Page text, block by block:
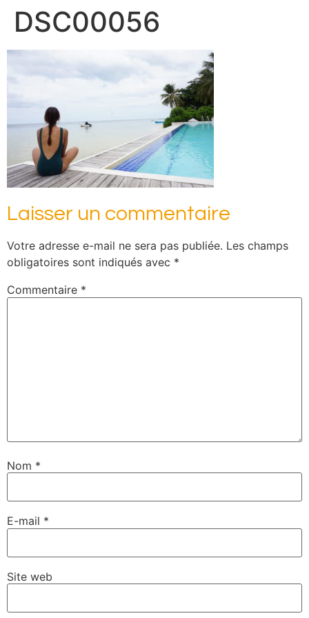
DSC00056
Laisser un commentaire
Votre adresse e-mail ne sera pas publiée. Les champs
obligatoires sont indiqués avec *
Commentaire *
Nom *
E-mail *
Site web